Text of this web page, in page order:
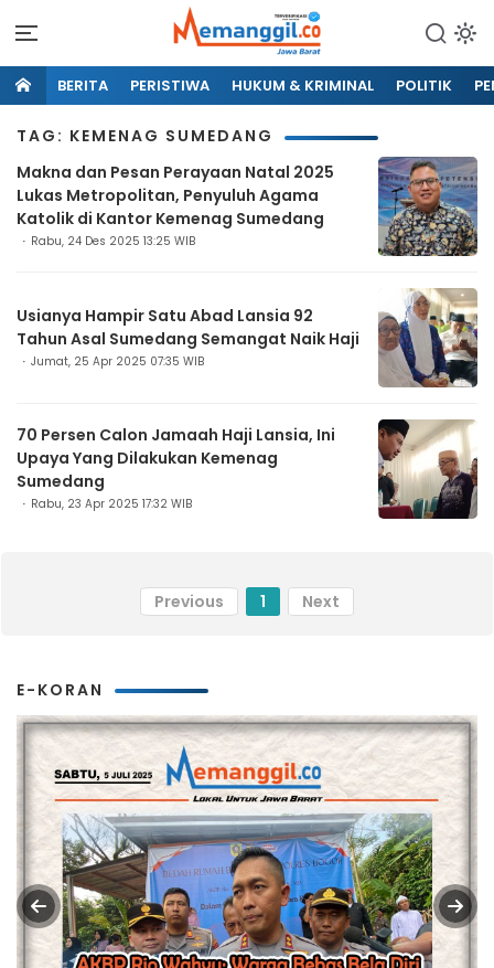
BERITA PERISTIWA HUKUM & KRIMINAL POLITIK
TAG: KEMENAG SUMEDANG
Makna dan Pesan Perayaan Natal 2025
Lukas Metropolitan, Penyuluh Agama
Katolik di Kantor Kemenag Sumedang
Rabu, 24 Des 2025 13:25 WIB
Usianya Hampir Satu Abad Lansia 92
Tahun Asal Sumedang Semangat Naik Haji
Jumat, 25 Apr 2025 07:35 WIB
70 Persen Calon Jamaah Haji Lansia, Ini
Upaya Yang Dilakukan Kemenag
Sumedang
Rabu, 23 Apr 2025 17:32 WIB
Previous 1 Next
E-KORAN